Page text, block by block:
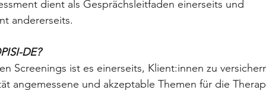
dient als Gesprächsleitfaden einerseits und
andererseits.
DE?
Screenings ist es einerseits, Klient:innen zu
angemessene und akzeptable Themen für die